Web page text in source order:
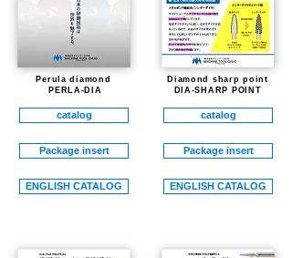
Perula diamond
​ PERLA-DIA
catalog
Package insert
ENGLISH CATALOG
​Diamond sharp point
DIA-SHARP POINT
catalog
Package insert
ENGLISH CATALOG